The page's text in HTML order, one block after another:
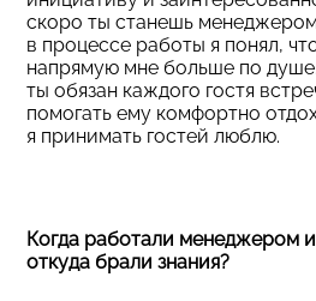
скоро ты станешь
в процессе работы я понял,
напрямую мне больше по
ты обязан каждого гостя
помогать ему комфортно
я принимать гостей люблю.
Когда работали менеджером
откуда брали знания?